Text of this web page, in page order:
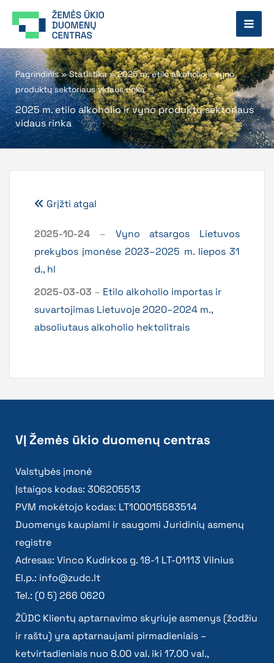
prie
Pagrindinis»Statistika»2025 m. etilo alkoholio ir vyno
produktų sektoriaus vidaus rinka
2025 m. etilo alkoholio ir vyno produktų sektoriaus
vidaus rinka
Grįžti atgal
2025-10-24 – Vyno atsargos Lietuvos
prekybos įmonėse 2023–2025 m. liepos 31
d., hl
2025-03-03 – Etilo alkoholio importas ir
suvartojimas Lietuvoje 2020–2024 m.,
absoliutaus alkoholio hektolitrais
VĮ Žemės ūkio duomenų centras
Valstybės įmonė
Įstaigos kodas: 306205513
PVM mokėtojo kodas: LT100015583514
Duomenys kaupiami ir saugomi Juridinių asmenų
registre
Adresas: Vinco Kudirkos g. 18-1 LT-01113 Vilnius
El.p.: info@zudc.lt
Tel.: (0 5) 266 0620
ŽŪDC Klientų aptarnavimo skyriuje asmenys (žodžiu
ir raštu) yra aptarnaujami pirmadieniais –
ketvirtadieniais nuo 8.00 val. iki 17.00 val.,